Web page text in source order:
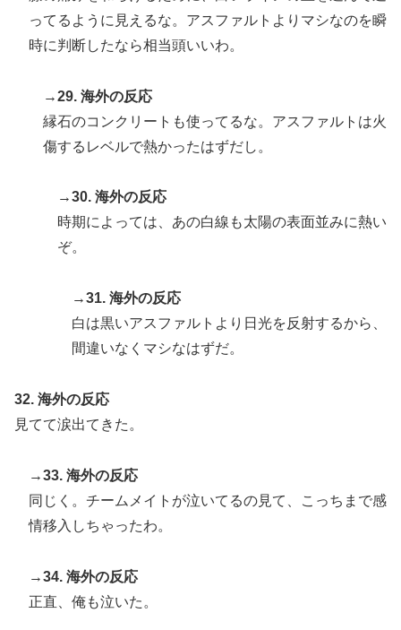
ってるように見えるな。アスファルトよりマシなのを瞬
時に判断したなら相当頭いいわ。
→29. 海外の反応
縁石のコンクリートも使ってるな。アスファルトは火
傷するレベルで熱かったはずだし。
→30. 海外の反応
時期によっては、あの白線も太陽の表面並みに熱い
ぞ。
→31. 海外の反応
白は黒いアスファルトより日光を反射するから、
間違いなくマシなはずだ。
32. 海外の反応
見てて涙出てきた。
→33. 海外の反応
同じく。チームメイトが泣いてるの見て、こっちまで感
情移入しちゃったわ。
→34. 海外の反応
正直、俺も泣いた。